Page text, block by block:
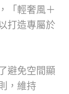
「輕奢風＋
打造專屬於
避免空間顯
，維持